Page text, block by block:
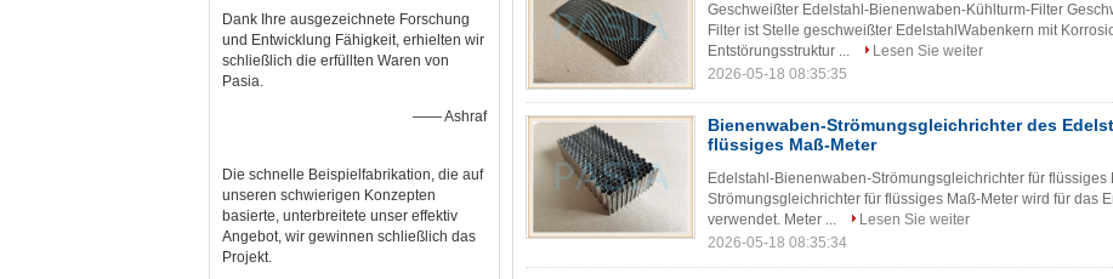
Dank Ihre ausgezeichnete Forschung
und Entwicklung Fähigkeit, erhielten wir
schließlich die erfüllten Waren von
Pasia.
—— Ashraf
Die schnelle Beispielfabrikation, die auf
unseren schwierigen Konzepten
basierte, unterbreitete unser effektiv
Angebot, wir gewinnen schließlich das
Projekt.
Geschweißter Edelstahl-Bienenwaben-Kühlturm-Filter
Filter ist Stelle geschweißter EdelstahlWabenkern mit
Entstörungsstruktur ...
Lesen Sie weiter
2026-05-18 08:35:35
Bienenwaben-Strömungsgleichrichter des
flüssiges Maß-Meter
Edelstahl-Bienenwaben-Strömungsgleichrichter für
Strömungsgleichrichter für flüssiges Maß-Meter wird für das
verwendet. Meter ...
Lesen Sie weiter
2026-05-18 08:35:34